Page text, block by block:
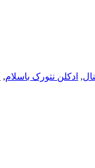
, ادکلن نتورک باسلام,